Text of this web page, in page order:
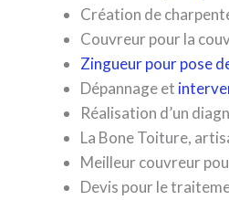
Création de
Couvreur pour la
Zingueur pour pose
Dépannage et
Réalisation d’un
La Bone Toiture,
Meilleur couvreur
Devis pour le